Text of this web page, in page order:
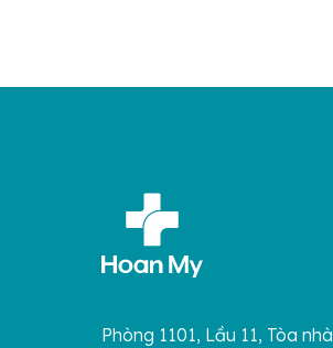
Phòng 1101, Lầu 11, Tòa nhà